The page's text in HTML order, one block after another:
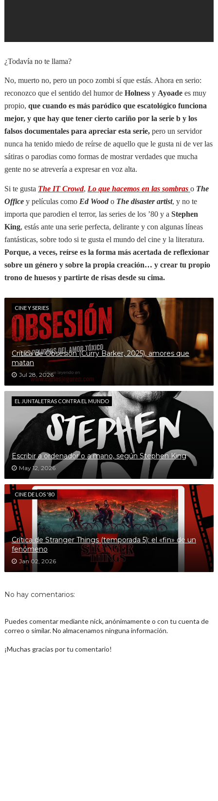
¿Todavía no te llama?
No, muerto no, pero un poco zombi sí que estás. Ahora en serio:
reconozco que el sentido del humor de Holnessy Ayoadees muy
propio, que cuando es más paródico que escatológico funciona
mejor, y que hay que tener cierto cariño por la serie b y los
falsos documentales para apreciar esta serie, pero un servidor
nunca ha tenido miedo de reírse de aquello que le gusta ni de ver las
sátiras o parodias como formas de mostrar verdades que mucha
gente no se atrevería a expresar en voz alta.
Si te gusta The IT Crowd, Lo que hacemos en las sombras o The
Officey películas como Ed Woodo The disaster artist, y no te
importa que parodien el terror, las series de los ’80 y a Stephen
King, estás ante una serie perfecta, delirante y con algunas líneas
fantásticas, sobre todo si te gusta el mundo del cine y la literatura.
Porque, a veces, reírse es la forma más acertada de reflexionar
sobre un género y sobre la propia creación… y crear tu propio
trono de huesos y partirte de risas desde su cima.
CINE Y SERIES
Crítica de Obsesión (Curry Barker, 2025), amores que
matan
Jul 28, 2026
EL JUNTALETRAS CONTRA EL MUNDO
Escribir a ordenador o a mano, según Stephen King
May 12, 2026
CINE DE LOS '80
Crítica de Stranger Things (temporada 5): el «fin» de un
fenómeno
Jan 02, 2026
No hay comentarios:
Puedes comentar mediante nick, anónimamente o con tu cuenta de
correo o similar. No almacenamos ninguna información.
¡Muchas gracias por tu comentario!